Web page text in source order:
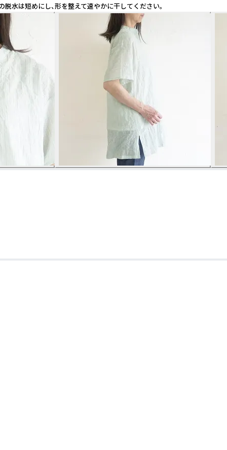
水は短めにし、形を整えて速やかに干してください。